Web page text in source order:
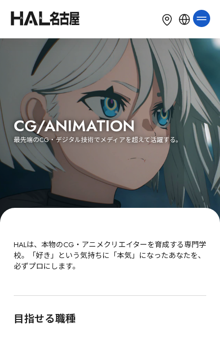
LANGUAGE
English 简体中文 繁體中文
한국어 Tiếng Việt Bahasa Indonesia
CG/ANIMATION
最先端のCG・デジタル技術でメディアを超えて活躍する。
HALは、本物のCG・アニメクリエイターを育成する専門学
校。「好き」という気持ちに「本気」になったあなたを、
必ずプロにします。
目指せる職種